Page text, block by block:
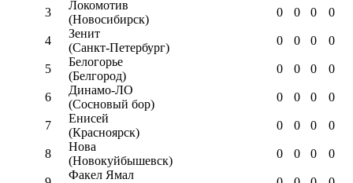
3
Локомотив
(Новосибирск)
0 0 0 0
4
Зенит
(Санкт-Петербург)
0 0 0 0
5
Белогорье
(Белгород)
0 0 0 0
6
Динамо-ЛО
(Сосновый бор)
0 0 0 0
7
Енисей
(Красноярск)
0 0 0 0
8
Нова
(Новокуйбышевск)
0 0 0 0
Факел Ямал